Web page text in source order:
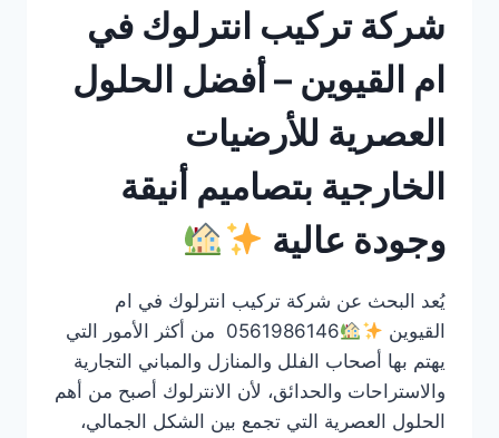
شركة تركيب انترلوك في
ام القيوين – أفضل الحلول
العصرية للأرضيات
الخارجية بتصاميم أنيقة
وجودة عالية
يُعد البحث عن شركة تركيب انترلوك في ام
القيوين
0561986146 من أكثر الأمور التي
يهتم بها أصحاب الفلل والمنازل والمباني التجارية
والاستراحات والحدائق، لأن الانترلوك أصبح من أهم
الحلول العصرية التي تجمع بين الشكل الجمالي،